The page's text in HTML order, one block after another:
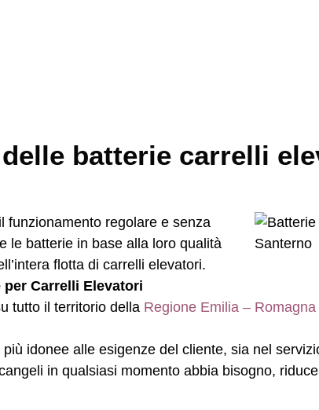
batterie carrelli
funzionamento regolare e senza
le batterie in base alla loro qualità
flotta di carrelli elevatori.
Carrelli Elevatori
tutto il territorio della Regione Emilia – Romagna
idonee alle esigenze del cliente, sia nel
in qualsiasi momento abbia bisogno,